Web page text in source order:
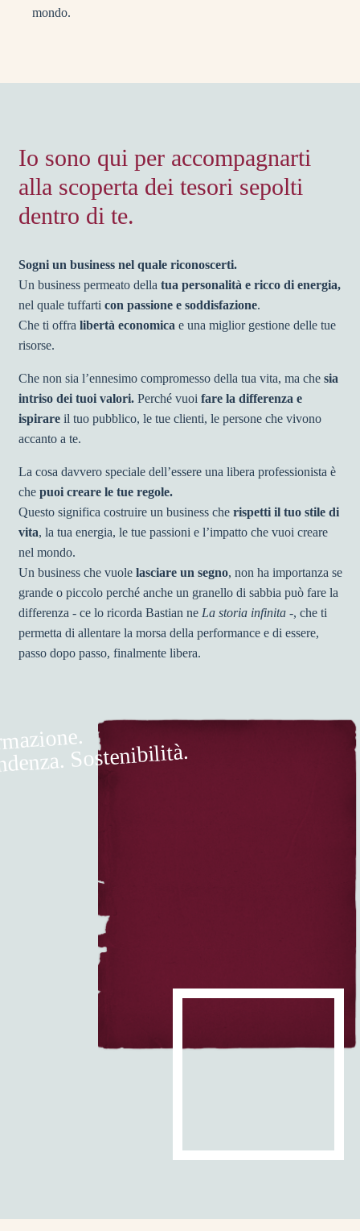
mondo.
Io sono qui per accompagnarti
alla scoperta dei tesori sepolti
dentro di te.
Sogni un business nel quale riconoscerti.
Un business permeato della tua personalità e ricco di energia,
nel quale tuffarti con passione e soddisfazione.
Che ti offra libertà economica e una miglior gestione delle tue
risorse.
Che non sia l’ennesimo compromesso della tua vita, ma che sia
intriso dei tuoi valori. Perché vuoi fare la differenza e
ispirare il tuo pubblico, le tue clienti, le persone che vivono
accanto a te.
La cosa davvero speciale dell’essere una libera professionista è
che puoi creare le tue regole.
Questo significa costruire un business che rispetti il tuo stile di
vita, la tua energia, le tue passioni e l’impatto che vuoi creare
nel mondo.
Un business che vuole lasciare un segno, non ha importanza se
grande o piccolo perché anche un granello di sabbia può fare la
differenza - ce lo ricorda Bastian ne La storia infinita -, che ti
permetta di allentare la morsa della performance e di essere,
passo dopo passo, finalmente libera.
Sostenibilità.